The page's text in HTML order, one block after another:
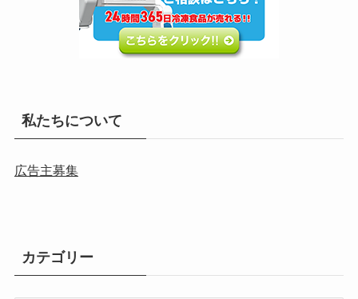
私たちについて
広告主募集
カテゴリー